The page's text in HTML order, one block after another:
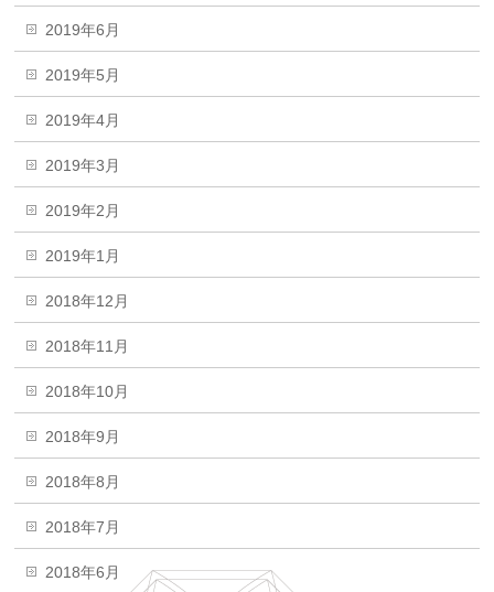
2019年6月
2019年5月
2019年4月
2019年3月
2019年2月
2019年1月
2018年12月
2018年11月
2018年10月
2018年9月
2018年8月
2018年7月
2018年6月